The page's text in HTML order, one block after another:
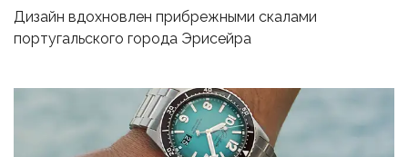
Дизайн вдохновлен прибрежными скалами
португальского города Эрисейра